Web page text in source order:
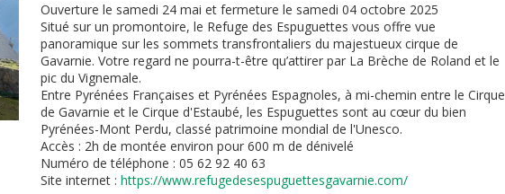
Ouverture le samedi 24 mai et fermeture le samedi 04 octobre 2025
Situé sur un promontoire, le Refuge des Espuguettes vous offre vue
panoramique sur les sommets transfrontaliers du majestueux cirque de
Gavarnie. Votre regard ne pourra-t-être qu’attirer par La Brèche de Roland et le
pic du Vignemale.
Entre Pyrénées Françaises et Pyrénées Espagnoles, à mi-chemin entre le Cirque
de Gavarnie et le Cirque d'Estaubé, les Espuguettes sont au cœur du bien
Pyrénées-Mont Perdu, classé patrimoine mondial de l'Unesco.
Accès : 2h de montée environ pour 600 m de dénivelé
Numéro de téléphone : 05 62 92 40 63
Site internet :https://www.refugedesespuguettesgavarnie.com/